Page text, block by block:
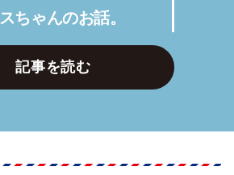
ちゃんのお話。
記事を読む